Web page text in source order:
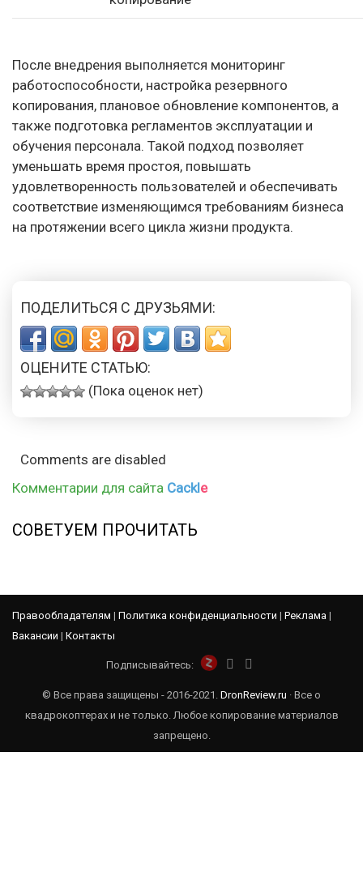
После внедрения выполняется мониторинг
работоспособности, настройка резервного
копирования, плановое обновление компонентов, а
также подготовка регламентов эксплуатации и
обучения персонала. Такой подход позволяет
уменьшать время простоя, повышать
удовлетворенность пользователей и обеспечивать
соответствие изменяющимся требованиям бизнеса
на протяжении всего цикла жизни продукта.
ПОДЕЛИТЬСЯ С ДРУЗЬЯМИ:
ОЦЕНИТЕ СТАТЬЮ:
(Пока оценок нет)
Comments are disabled
Комментарии для сайта Cackle
СОВЕТУЕМ ПРОЧИТАТЬ
Правообладателям | Политика конфиденциальности | Реклама |
Вакансии | Контакты
Подписывайтесь:
© Все права защищены - 2016-2021. DronReview.ru · Все о
квадрокоптерах и не только. Любое копирование материалов
запрещено.